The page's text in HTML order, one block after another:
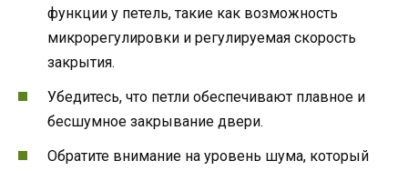
функции у петель, такие как возможность
микрорегулировки и регулируемая скорость
закрытия.
Убедитесь, что петли обеспечивают плавное и
бесшумное закрывание двери.
Обратите внимание на уровень шума, который